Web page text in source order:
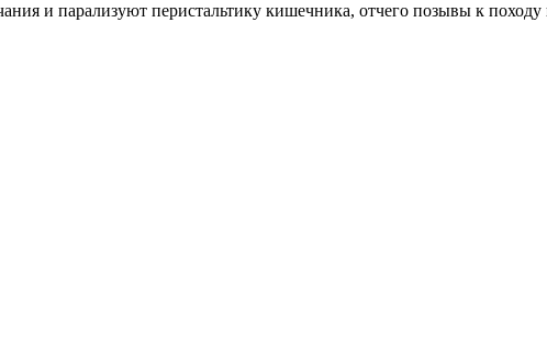
и парализуют перистальтику кишечника, отчего позывы к